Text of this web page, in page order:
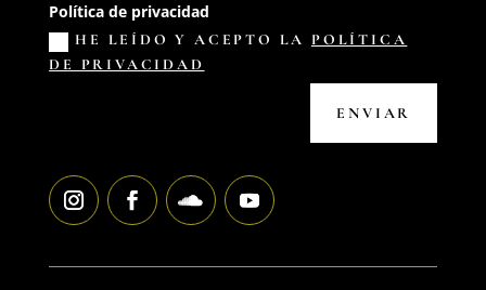
Política de privacidad
HE LEÍDO Y ACEPTO LA POLÍTICA
DE PRIVACIDAD
ENVIAR